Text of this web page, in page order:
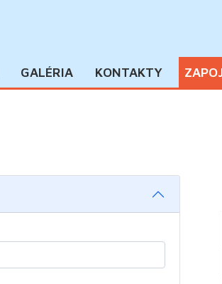
GALÉRIA KONTAKTY